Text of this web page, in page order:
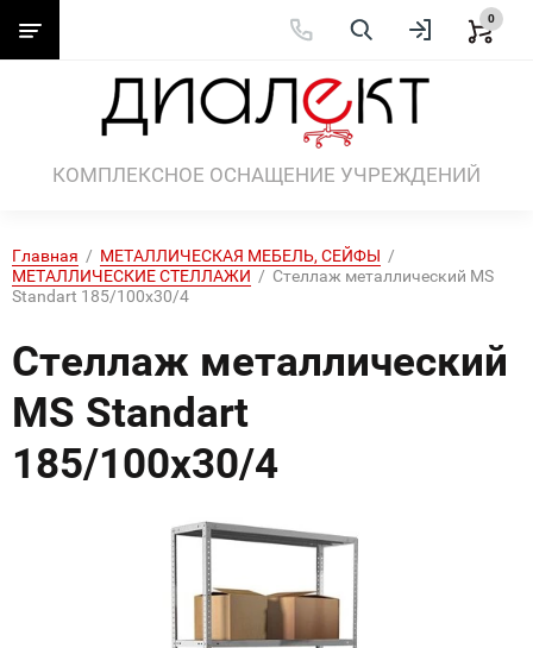
0
КОМПЛЕКСНОЕ ОСНАЩЕНИЕ УЧРЕЖДЕНИЙ
Главная
  /
МЕТАЛЛИЧЕСКАЯ МЕБЕЛЬ, СЕЙФЫ
МЕТАЛЛИЧЕСКИЕ СТЕЛЛАЖИ
  /  Стеллаж металлический MS
Standart 185/100x30/4
Стеллаж металлический
MS Standart
185/100x30/4